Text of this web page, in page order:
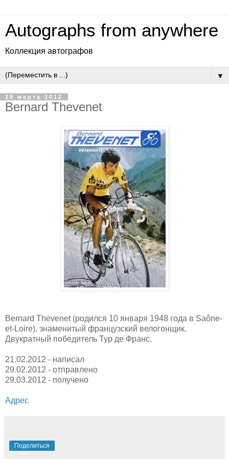
Autographs from anywhere
Коллекция автографов
▼
29 марта 2012
Bernard Thevenet
Bernard Thevenet (родился 10 января 1948 года в Saône-
et-Loire), знаменитый французский велогонщик.
Двукратный победитель Тур де Франс.
21.02.2012 - написал
29.02.2012 - отправлено
29.03.2012 - получено
Адрес
Поделиться